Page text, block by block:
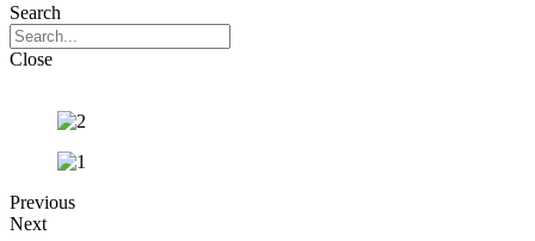
Search
Close
Previous
Next